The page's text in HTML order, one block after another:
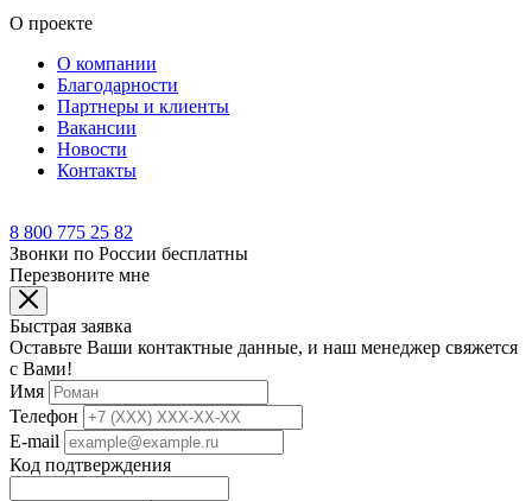
О проекте
О компании
Благодарности
Партнеры и клиенты
Вакансии
Новости
Контакты
8 800 775 25 82
Звонки по России бесплатны
Перезвоните мне
Быстрая заявка
Оставьте Ваши контактные данные, и наш менеджер свяжется
с Вами!
Имя
Телефон
E-mail
Код подтверждения